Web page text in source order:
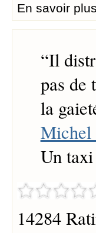
En savoir
“Il
pas de
la
Michel
Un
14284